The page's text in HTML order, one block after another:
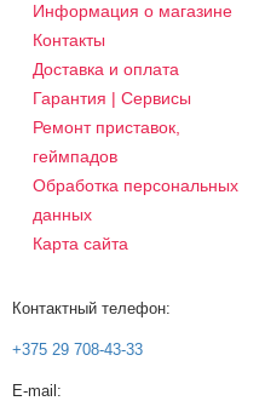
Информация о магазине
Контакты
Доставка и оплата
Гарантия | Сервисы
Ремонт приставок,
геймпадов
Обработка персональных
данных
Карта сайта
Контактный телефон:
+375 29 708-43-33
E-mail: